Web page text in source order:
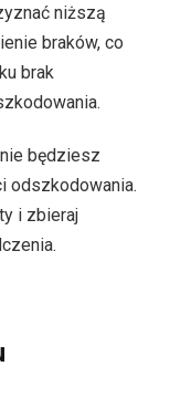
niższą
braków, co
brak
będziesz
odszkodowania.
i zbieraj